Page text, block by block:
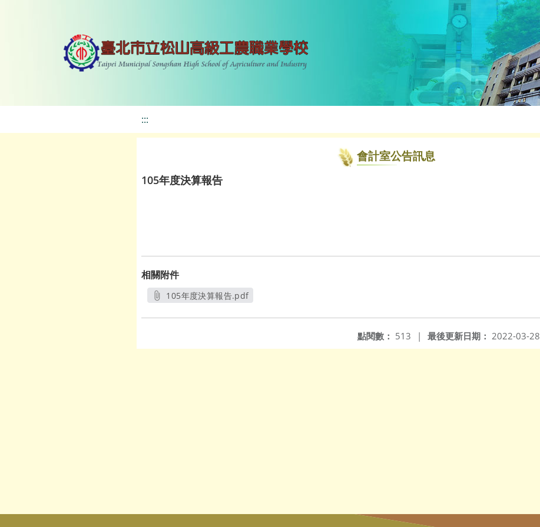
:::
會計室公告訊息
105年度決算報告
相關附件
105年度決算報告.pdf
最後更新日期： 2022-03-28
點閱數： 513 |